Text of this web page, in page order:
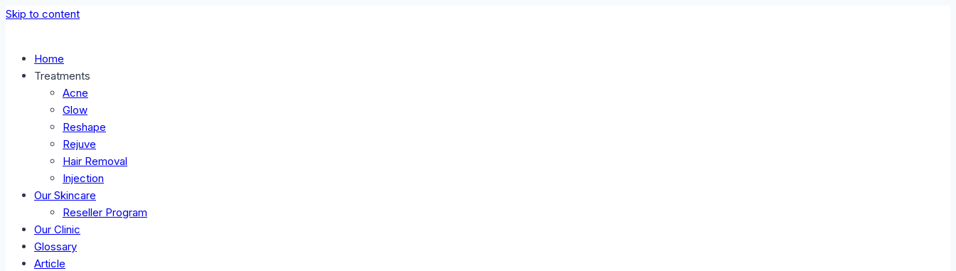
Skip to content
Home
Treatments
Acne
Glow
Reshape
Rejuve
Hair Removal
Injection
Our Skincare
Reseller Program
Our Clinic
Glossary
Article